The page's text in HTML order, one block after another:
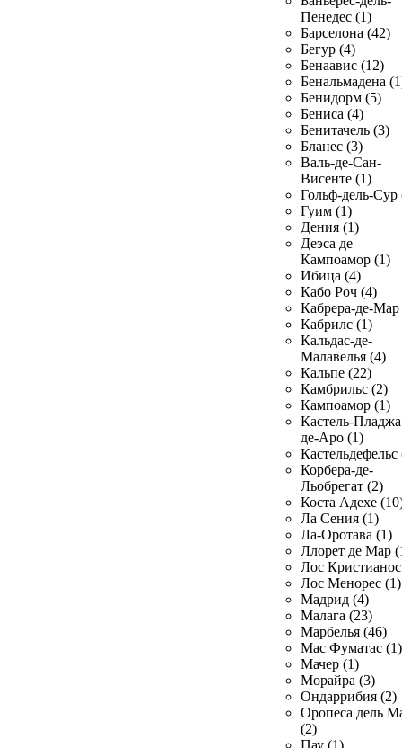
Пенедес (1)
Барселона (42)
Бегур (4)
Бенаавис (12)
Бенальмадена
Бенидорм (5)
Бениса (4)
Бенитачель (3)
Бланес (3)
Валь-де-Сан-
Висенте (1)
Гольф-дель-Сур
Гуим (1)
Дения (1)
Деэса де
Кампоамор (1)
Ибица (4)
Кабо Роч (4)
Кабрера-де-Мар
Кабрилс (1)
Кальдас-де-
Малавелья (4)
Кальпе (22)
Камбрильс (2)
Кампоамор (1)
Кастель-
де-Аро (1)
Кастельдефельс
Корбера-де-
Льобрегат (2)
Коста Адехе
Ла Сения (1)
Ла-Оротава (1)
Ллорет де Мар
Лос
Лос Менорес (1)
Мадрид (4)
Малага (23)
Марбелья (46)
Мас Фуматас (1)
Мачер (1)
Морайра (3)
Ондаррибия (2)
Оропеса дель
(2)
Пау (1)